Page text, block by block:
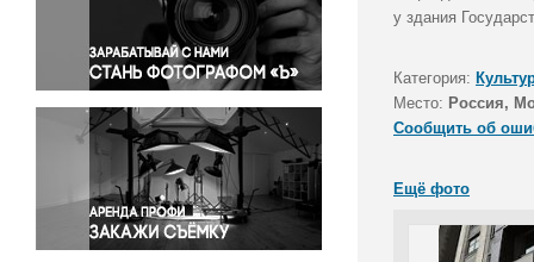
Правосудие
Происшествия и конфликты
Религия
Светская жизнь
Спорт
Экология
Экономика и бизнес
у здания
Категория:
Место: Россия,
Сообщить об
Ещё фото